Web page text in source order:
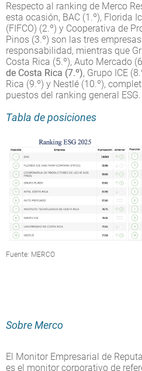
Respecto al ranking de Merco
esta ocasión, BAC (1.º), Florida
(FIFCO) (2.º) y Cooperativa de
Pinos (3.º) son las tres
responsabilidad, mientras que
Costa Rica (5.º), Auto Mercado
de Costa Rica (7.º), Grupo ICE
Rica (9.º) y Nestlé (10.º),
puestos del ranking general ESG.
Tabla de posiciones
Fuente: MERCO
Sobre Merco
El Monitor Empresarial de
es el monitor corporativo de